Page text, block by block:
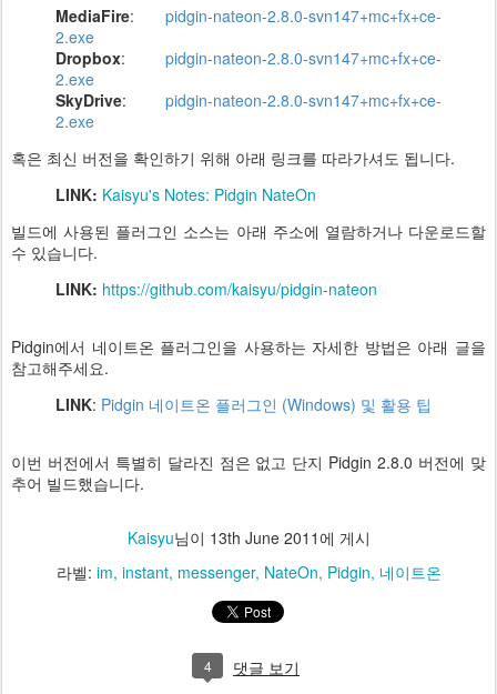
MediaFire: pidgin-nateon-2.8.0-svn147+mc+fx+ce-
2.exe
Dropbox: pidgin-nateon-2.8.0-svn147+mc+fx+ce-
2.exe
SkyDrive: pidgin-nateon-2.8.0-svn147+mc+fx+ce-
2.exe
혹은 최신 버전을 확인하기 위해 아래 링크를 따라가셔도 됩니다.
LINK: Kaisyu's Notes: Pidgin NateOn
빌드에 사용된 플러그인 소스는 아래 주소에 열람하거나 다운로드할
수 있습니다.
LINK: https://github.com/kaisyu/pidgin-nateon
Pidgin에서 네이트온 플러그인을 사용하는 자세한 방법은 아래 글을
참고해주세요.
LINK: Pidgin 네이트온 플러그인 (Windows) 및 활용 팁
이번 버전에서 특별히 달라진 점은 없고 단지 Pidgin 2.8.0 버전에 맞
추어 빌드했습니다.
Kaisyu님이 13th June 2011에 게시
라벨: im instant messenger NateOn Pidgin 네이트온
4 댓글 보기